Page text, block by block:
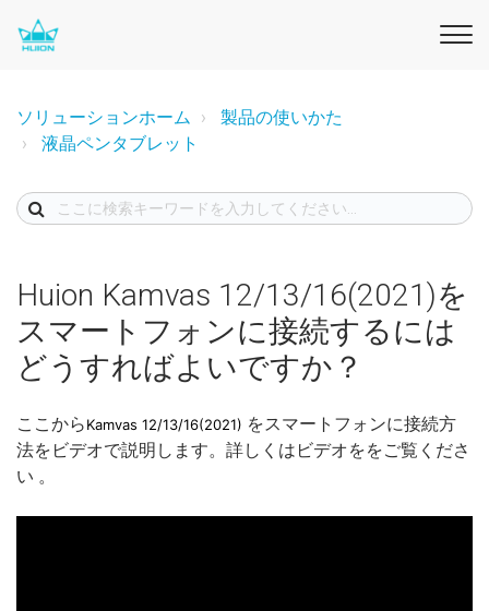
ソリューションホーム
製品の使いかた
液晶ペンタブレット
Huion Kamvas 12/13/16(2021)を
スマートフォンに接続するには
どうすればよいですか？
ここからKamvas 12/13/16(2021) をスマートフォンに接続方
法をビデオで説明します。詳しくはビデオををご覧くださ
い 。